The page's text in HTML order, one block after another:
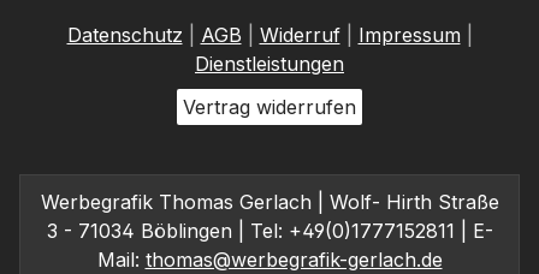
Datenschutz AGB Widerruf| Impressum
Dienstleistungen
Vertrag widerrufen
Werbegrafik Thomas Gerlach | Wolf- Hirth Straße
3 - 71034 Böblingen | Tel: +49(0)1777152811 | E-
Mail: thomas@werbegrafik-gerlach.de